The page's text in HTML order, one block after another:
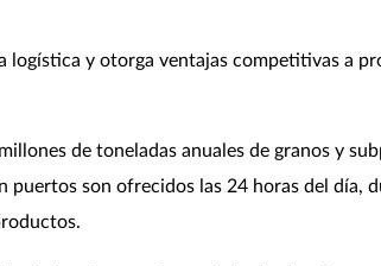
logística y otorga ventajas competitivas a
de toneladas anuales de granos y
puertos son ofrecidos las 24 horas del día,